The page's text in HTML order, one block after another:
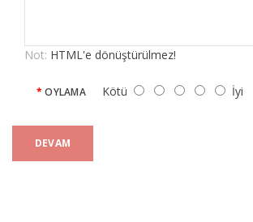
Not: HTML'e dönüştürülmez!
OYLAMAKötü İyi
DEVAM